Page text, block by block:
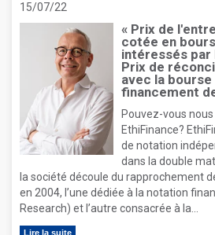
15/07/22
« Prix de
cotée en
intéressés par
Prix de
avec la
financement
Pouvez-vous
EthiFinance?
de notation
dans la double
la société découle du rapprochement
en 2004, l’une dédiée à la notation
Research) et l’autre consacrée à la...
Lire la suite